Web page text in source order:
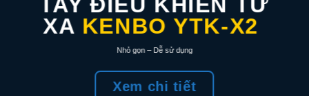
XA KENBO YTK-X2
Nhỏ gọn – Dễ sử dụng
Xem chi tiết